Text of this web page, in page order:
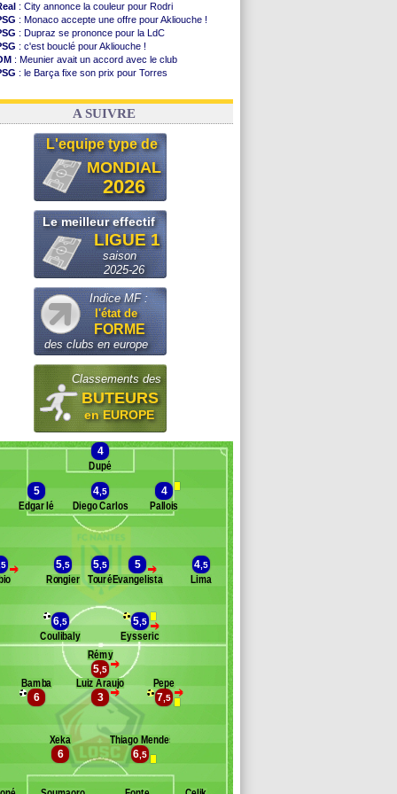
: City annonce la couleur pour Rodri
: Monaco accepte une offre pour Akliouche !
: Dupraz se prononce pour la LdC
: c'est bouclé pour Akliouche !
: Meunier avait un accord avec le club
: le Barça fixe son prix pour Torres
: Infantino sollicite Trump
A SUIVRE
L'equipe type de
MONDIAL
2026
Le meilleur effectif
LIGUE 1
saison
2025-26
Indice MF :
l'état de
FORME
des clubs en europe
Classements des
BUTEURS
en EUROPE
Banc des remplaçants Nantes
Banc des remplaçants
Leão
Maia
4
Dupé
5
Edgar Ié
4 ,5
Diego Carlos
4
Pallois
>
,5 5 ,5
Rongier
5 ,5
Touré
>
5
Evangelista
4 ,5
Lima
6 ,5
Coulibaly
>
5 ,5
Eysseric
6,5
Thiago Mendes
6
Xeka
>
7 ,5
Pepe
>
3
Luiz Araujo
6
Bamba
>
5 ,5
Rémy